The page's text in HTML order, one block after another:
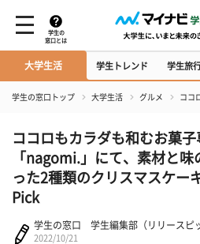
学生の
窓口とは
大学生活 学生トレンド 学生旅
学生の窓口トップ 大学生活 グルメ ココ
ココロもカラダも和むお菓子
「nagomi.」にて、素材と
った2種類のクリスマスケー
Pick
学生の窓口 学生編集部（リリースピ
2022/10/21